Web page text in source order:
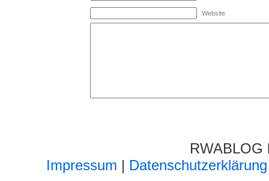
Website
Impressum | Datenschutzerklärung